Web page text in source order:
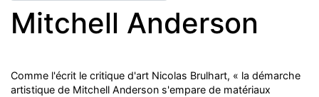
Mitchell Anderson
Comme l'écrit le critique d'art Nicolas Brulhart, « la démarche
artistique de Mitchell Anderson s'empare de matériaux